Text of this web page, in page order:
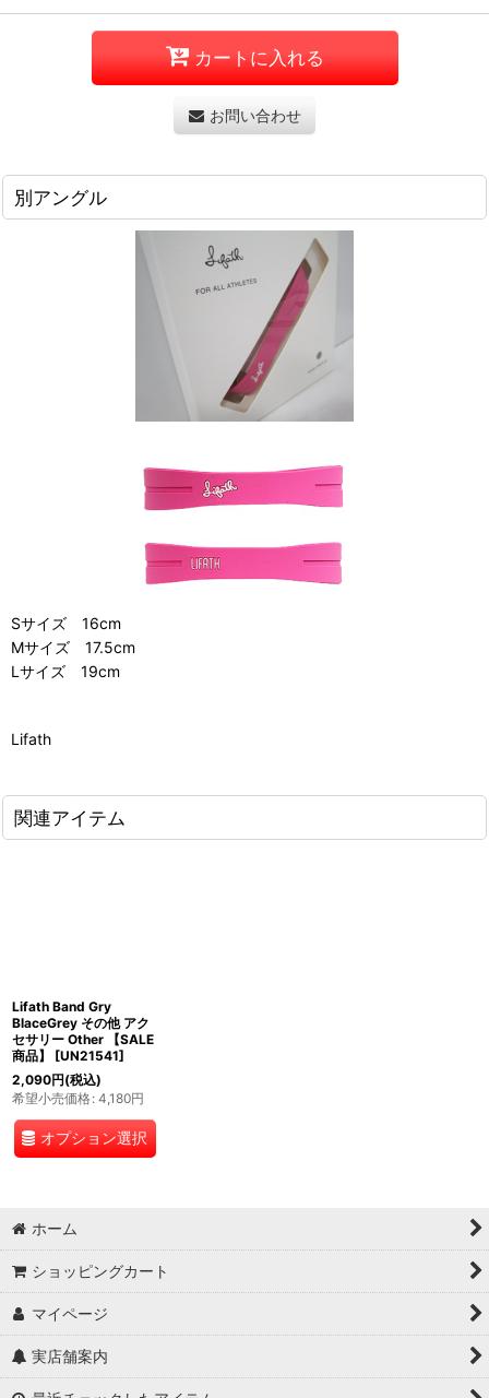
カートに入れる
お問い合わせ
別アングル
Sサイズ 16cm
Mサイズ 17.5cm
Lサイズ 19cm
Lifath
関連アイテム
Lifath Band Gry
BlaceGrey その他 アク
セサリー Other 【SALE
商品】
[UN21541]
2,090円(税込)
希望小売価格: 4,180円
オプション選択
ホーム
ショッピングカート
マイページ
実店舗案内